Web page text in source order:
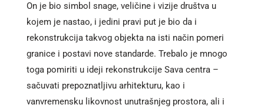
On je bio simbol snage, veličine i vizije društva u
kojem je nastao, i jedini pravi put je bio da i
rekonstrukcija takvog objekta na isti način pomeri
granice i postavi nove standarde. Trebalo je mnogo
toga pomiriti u ideji rekonstrukcije Sava centra –
sačuvati prepoznatljivu arhitekturu, kao i
vanvremensku likovnost unutrašnjeg prostora, ali i